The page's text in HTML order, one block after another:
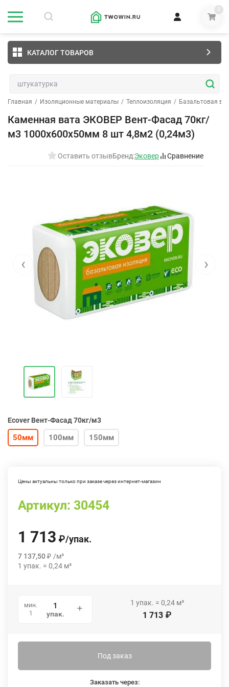
0
КАТАЛОГ ТОВАРОВ
Главная / Изоляционные материалы / Теплоизоляция / Базальтовая
Каменная вата ЭКОВЕР Вент-Фасад 70кг/
м3 1000x600х50мм 8 шт 4,8м2 (0,24м3)
Оставить отзывБренд:Эковер Сравнение
‹ ›
Ecover Вент-Фасад 70кг/м3
50мм 100мм 150мм
Цены актуальны только при заказе через интернет-магазин
Артикул: 30454
1 713 ₽/упак.
7 137,50₽ /м³
1 упак. = 0,24 м³
мин.
1
упак.
1 упак. = 0,24 м³
1 713 ₽
Под заказ
Заказать через: